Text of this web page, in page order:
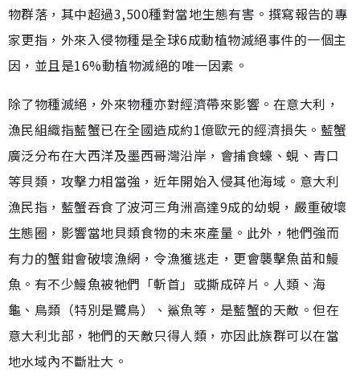
物群落，其中超過3,500種對當地生態有害。撰寫報告的專
家更指，外來入侵物種是全球6成動植物滅絕事件的一個主
因，並且是16%動植物滅絕的唯一因素。
除了物種滅絕，外來物種亦對經濟帶來影響。在意大利，
漁民組織指藍蟹已在全國造成約1億歐元的經濟損失。藍蟹
廣泛分布在大西洋及墨西哥灣沿岸，會捕食蠔、蜆、青口
等貝類，攻擊力相當強，近年開始入侵其他海域。意大利
漁民指，藍蟹吞食了波河三角洲高達9成的幼蜆，嚴重破壞
生態圈，影響當地貝類食物的未來產量。此外，牠們強而
有力的蟹鉗會破壞漁網，令漁獲逃走，更會襲擊魚苗和鰻
魚。有不少鰻魚被牠們「斬首」或撕成碎片。人類、海
龜、鳥類（特別是鷺鳥）、鯊魚等，是藍蟹的天敵。但在
意大利北部，牠們的天敵只得人類，亦因此族群可以在當
地水域內不斷壯大。